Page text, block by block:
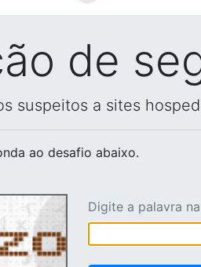
de
suspeitos a sites
ao desafio abaixo.
Digite a palavra